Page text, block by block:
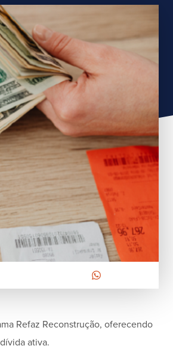
Refaz Reconstrução, oferecendo
ativa.